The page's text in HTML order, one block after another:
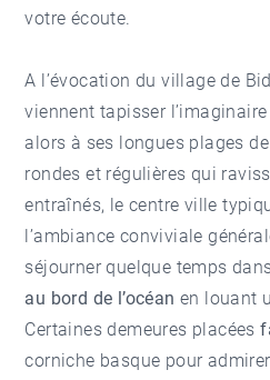
votre écoute.
A l’évocation du village de
viennent tapisser
alors à ses longues plages
rondes et régulières qui
entraînés, le centre ville
l’ambiance conviviale
séjourner quelque temps
au bord de l’océan en louant
Certaines demeures placées
corniche basque pour